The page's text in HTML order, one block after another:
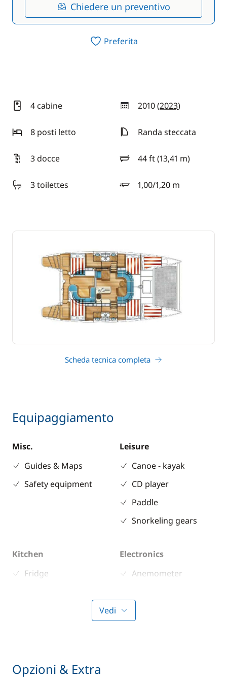
Chiedere un preventivo
Preferita
4 cabine 2010 (2023)
anno
8 posti letto
Randa steccata
3 docce 44 ft (13,41 m)
lunghezza
3 toilettes
1,00/1,20 m
pescaggio
Scheda tecnica completa
Equipaggiamento
Misc.
Guides & Maps
Safety equipment
Leisure
Canoe - kayak
CD player
Paddle
Snorkeling gears
Kitchen
Fridge
Electronics
Anemometer
Vedi
Opzioni & Extra